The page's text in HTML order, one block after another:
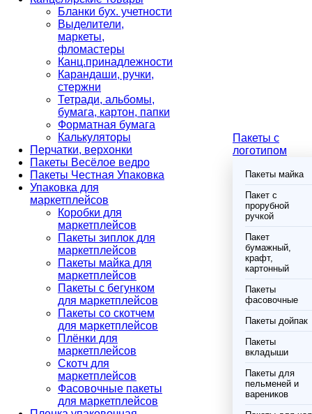
Бланки бух. учетности
Выделители,
маркеты,
фломастеры
Канц.принадлежности
Карандаши, ручки,
стержни
Тетради, альбомы,
бумага, картон, папки
Форматная бумага
Калькуляторы
Перчатки, верхонки
Пакеты Весёлое ведро
Пакеты Честная Упаковка
Упаковка для
маркетплейсов
Коробки для
маркетплейсов
Пакеты зиплок для
маркетплейсов
Пакеты майка для
маркетплейсов
Пакеты с бегунком
для маркетплейсов
Пакеты со скотчем
для маркетплейсов
Плёнки для
маркетплейсов
Скотч для
маркетплейсов
Фасовочные пакеты
для маркетплейсов
Пакеты с
логотипом
Пакеты майка
Пакет с
прорубной
ручкой
Пакет
бумажный,
крафт,
картонный
Пакеты
фасовочные
Пакеты дойпак
Пакеты
вкладыши
Пакеты для
пельменей и
вареников